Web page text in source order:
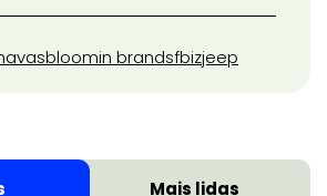
bloomin brandsfbizjeep
Mais lidas